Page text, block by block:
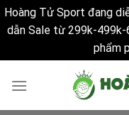
Hoàng Tử Sport đang
dẫn Sale từ 299k-499k-
phẩm